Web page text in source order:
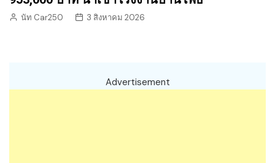
นัท Car250 3 สิงหาคม 2026
Advertisement